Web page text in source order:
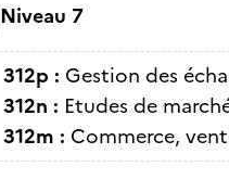
Niveau 7
312p : Gestion des
312n : Etudes de
312m : Commerce,